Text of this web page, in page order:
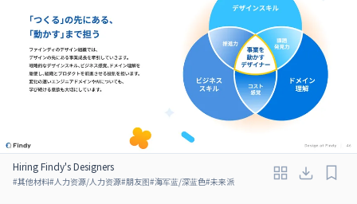
Hiring Findy's Designers
#其他材料#人力资源/人力资源#朋友图#海军蓝/深蓝色#未来派